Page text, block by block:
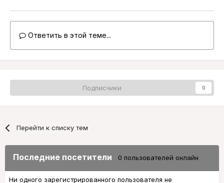
Ответить в этой теме...
Подписчики 0
Перейти к списку тем
Последние посетители 0 пользователей онлайн
Ни одного зарегистрированного пользователя не